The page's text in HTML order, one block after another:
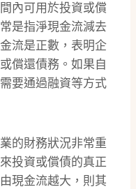
內可用於投資或償
是指淨現金流減去
流是正數，表明企
償還債務。如果自
要通過融資等方式
的財務狀況非常重
投資或償債的真正
現金流越大，則其